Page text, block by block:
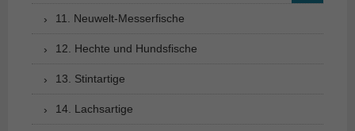
11. Neuwelt-Messerfische
12. Hechte und Hundsfische
13. Stintartige
14. Lachsartige